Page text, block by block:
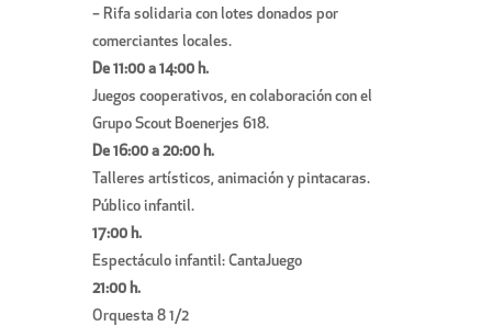
– Rifa solidaria con lotes donados por
comerciantes locales.
De 11:00 a 14:00 h.
Juegos cooperativos, en colaboración con el
Grupo Scout Boenerjes 618.
De 16:00 a 20:00 h.
Talleres artísticos, animación y pintacaras.
Público infantil.
17:00 h.
Espectáculo infantil: CantaJuego
21:00 h.
Orquesta 8 1/2